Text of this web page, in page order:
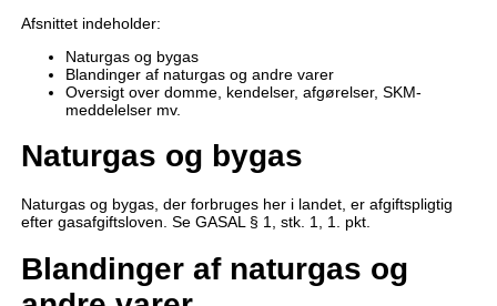
Afsnittet indeholder:
Naturgas og bygas
Blandinger af naturgas og andre varer
Oversigt over domme, kendelser, afgørelser, SKM-
meddelelser mv.
Naturgas og bygas
Naturgas og bygas, der forbruges her i landet, er afgiftspligtig
efter gasafgiftsloven. Se GASAL § 1, stk. 1, 1. pkt.
Blandinger af naturgas og